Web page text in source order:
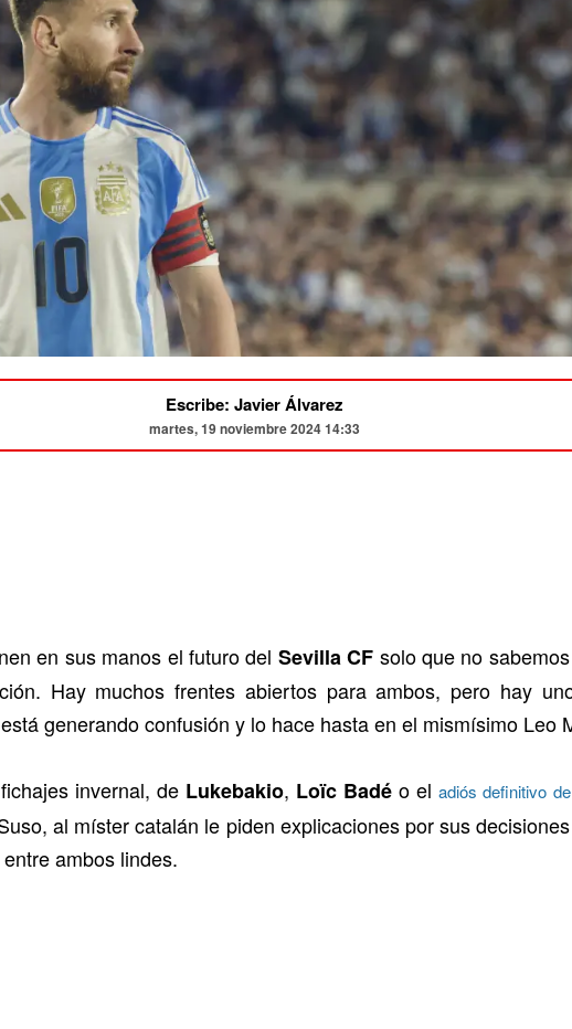
Escribe: Javier Álvarez
martes, 19 noviembre 2024 14:33
en sus manos el futuro del Sevilla CF solo que no
Hay muchos frentes abiertos para ambos, pero hay
generando confusión y lo hace hasta en el mismísimo Leo
invernal, de Lukebakio, Loïc Badé o eladiós definitivo de
al míster catalán le piden explicaciones por sus
ambos lindes.